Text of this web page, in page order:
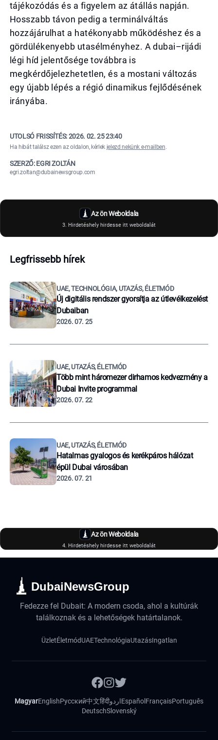
tájékozódás és a figyelem az átállás napján.
Hosszabb távon pedig a terminálváltás
hozzájárulhat a hatékonyabb működéshez és a
gördülékenyebb utasélményhez. A dubai–rijádi
légi híd jelentősége továbbra is
megkérdőjelezhetetlen, és a mostani változás
egy újabb lépés a régió dinamikus fejlődésének
irányába.
UTOLSÓ FRISSÍTÉS:2026. 02. 25 23:40
Ha hibát találsz ezen az oldalon, kérlek jelezd nekünk e-mailben.
SZERZŐ: EGRI ZOLTÁN
egri.zoltan@dubainewsgroup.com
Az ön Weboldala
3. Hirdetéshely hirdesse itt weboldalát
Legfrissebb hírek
UAE, TECHNOLÓGIA, UTAZÁS, ÉLETMÓD
Új digitális rendszer gyorsítja az útlevélkezelést
Dubaiban
2026. 07. 25
UAE, UTAZÁS, ÉLETMÓD
Több mint háromezer dirhamos kedvezmény a
Dubai Invite programmal
2026. 07. 22
UAE, UTAZÁS, ÉLETMÓD
Hatalmas gyalogos és kerékpáros hálózat
épül Dubai városában
2026. 07. 21
Az ön Weboldala
4. Hirdetéshely hirdesse itt weboldalát
DubaiNewsGroup
Fedezze fel Dubait: A modern csoda, ahol a kultúrák
találkoznak és a lehetőségek határtalanok.
ÜzletÉletmódUAETechnológiaUtazásIngatlan
MagyarEnglishРусский中文हिंदीاردوEspañol FrançaisPortuguês
DeutschSlovenský